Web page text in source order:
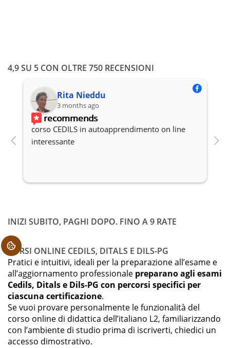
4,9 SU 5 CON OLTRE 750 RECENSIONI
Rita Nieddu
3 months ago
recommends
corso CEDILS in autoapprendimento on line
interessante
INIZI SUBITO, PAGHI DOPO. FINO A 9 RATE
CORSI ONLINE CEDILS, DITALS E DILS-PG
Pratici e intuitivi, ideali per la preparazione all’esame e
all’aggiornamento professionale preparano agli esami
Cedils, Ditals e Dils-PG con percorsi specifici per
ciascuna certificazione.
Se vuoi provare personalmente le funzionalità del
corso online di didattica dell’italiano L2, familiarizzando
con l’ambiente di studio prima di iscriverti, chiedici un
accesso dimostrativo.
.